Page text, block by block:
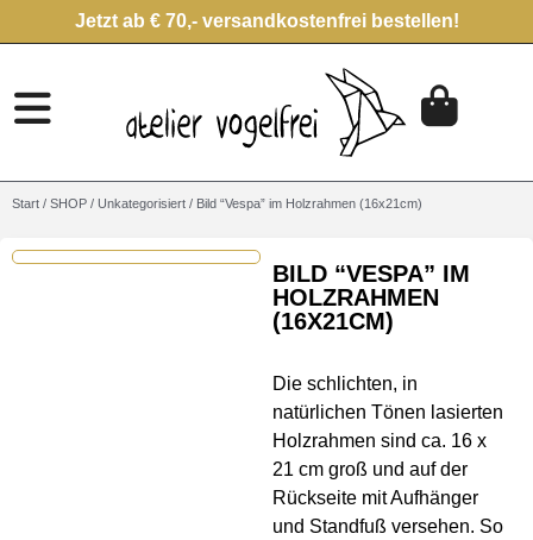
Jetzt ab € 70,- versandkostenfrei bestellen!
Start / SHOP / Unkategorisiert / Bild “Vespa” im Holzrahmen (16x21cm)
BILD “VESPA” IM
HOLZRAHMEN
(16X21CM)
Die schlichten, in
natürlichen Tönen lasierten
Holzrahmen sind ca. 16 x
21 cm groß und auf der
Rückseite mit Aufhänger
und Standfuß versehen. So